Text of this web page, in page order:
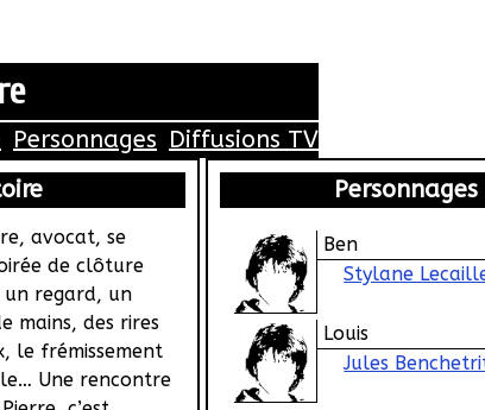
Personnages Diffusions TV
avocat, se
de clôture
un regard, un
mains, des rires
le frémissement
Une rencontre
Personnages
Ben
Stylane
Louis
Jules